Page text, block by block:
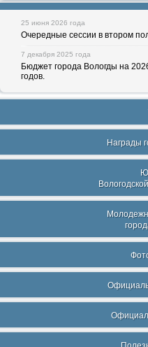
25 июня 2026 года
Очередные сессии в втором
7 декабря 2025 года
Бюджет города Вологды на
годов.
Награды